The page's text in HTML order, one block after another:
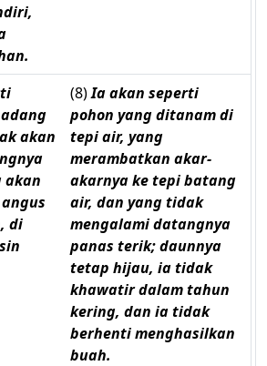
akan
akan
di
(8)Ia akan seperti
pohon yang ditanam di
tepi air, yang
merambatkan akar-
akarnya ke tepi batang
air, dan yang tidak
mengalami datangnya
panas terik; daunnya
tetap hijau, ia tidak
khawatir dalam tahun
kering, dan ia tidak
berhenti menghasilkan
buah.